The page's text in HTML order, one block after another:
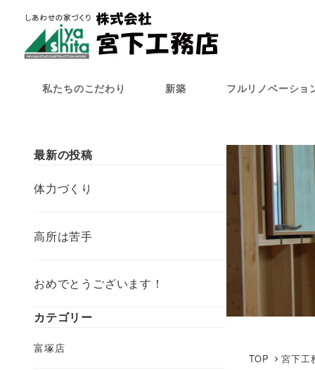
私たちのこだわり 新築 フルリノベーショ
TOP 宮下工
最新の投稿
体力づくり
高所は苦手
おめでとうございます！
カテゴリー
富塚店